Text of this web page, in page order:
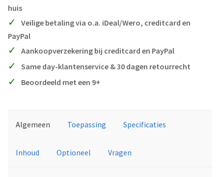
huis
Veilige betaling via o.a. iDeal/Wero, creditcard en
PayPal
Aankoopverzekering bij creditcard en PayPal
Same day-klantenservice & 30 dagen retourrecht
Beoordeeld met een 9+
Algemeen Toepassing Specificaties
Inhoud Optioneel Vragen